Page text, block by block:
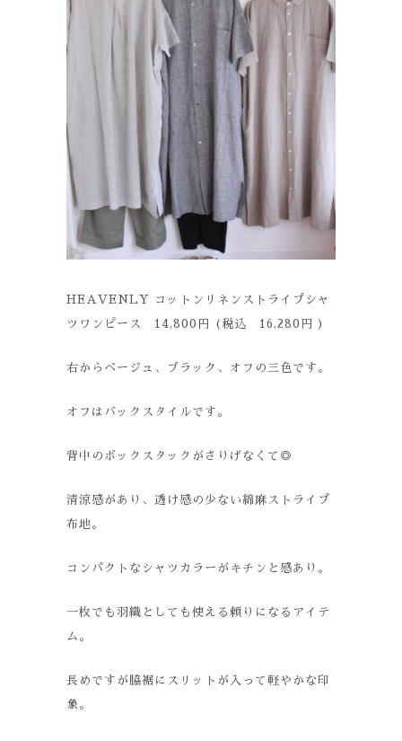
HEAVENLY コットンリネンストライプシャ
ツワンピース 14,800円 (税込 16,280円 )
右からベージュ、ブラック、オフの三色です。
オフはバックスタイルです。
背中のボックスタックがさりげなくて◎
清涼感があり、透け感の少ない綿麻ストライプ
布地。
コンパクトなシャツカラーがキチンと感あり。
一枚でも羽織としても使える頼りになるアイテ
ム。
長めですが脇裾にスリットが入って軽やかな印
象。